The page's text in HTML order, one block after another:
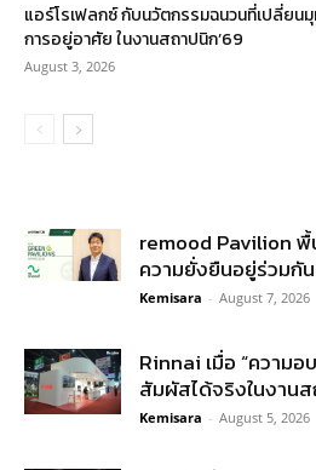
แอร์โรเฟลกซ์ กับนวัตกรรมฉนวนที่เปลี่ยน
การอยู่อาศัย ในงานสถาปนิก’69
August 3, 2026
remood Pavilion พื้
ความยั่งยืนอยู่ร่วมกัน
Kemisara - August 7, 2026
Rinnai เมื่อ “ความ
สัมผัสได้จริงในงานส
Kemisara - August 5, 2026